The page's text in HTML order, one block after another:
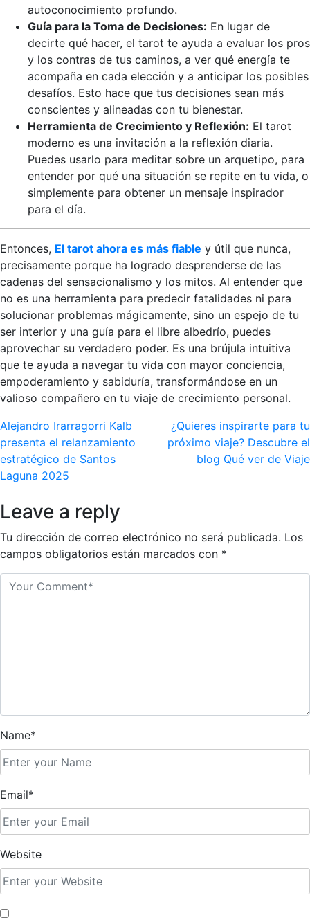
autoconocimiento profundo.
Guía para la Toma de Decisiones: En lugar de
decirte qué hacer, el tarot te ayuda a evaluar los pros
y los contras de tus caminos, a ver qué energía te
acompaña en cada elección y a anticipar los posibles
desafíos. Esto hace que tus decisiones sean más
conscientes y alineadas con tu bienestar.
Herramienta de Crecimiento y Reflexión: El tarot
moderno es una invitación a la reflexión diaria.
Puedes usarlo para meditar sobre un arquetipo, para
entender por qué una situación se repite en tu vida, o
simplemente para obtener un mensaje inspirador
para el día.
Entonces, El tarot ahora es más fiable y útil que nunca,
precisamente porque ha logrado desprenderse de las
cadenas del sensacionalismo y los mitos. Al entender que
no es una herramienta para predecir fatalidades ni para
solucionar problemas mágicamente, sino un espejo de tu
ser interior y una guía para el libre albedrío, puedes
aprovechar su verdadero poder. Es una brújula intuitiva
que te ayuda a navegar tu vida con mayor conciencia,
empoderamiento y sabiduría, transformándose en un
valioso compañero en tu viaje de crecimiento personal.
Navegación
de
entradas
Alejandro Irarragorri Kalb
presenta el relanzamiento
estratégico de Santos
Laguna 2025
¿Quieres inspirarte para tu
próximo viaje? Descubre el
blog Qué ver de Viaje
Leave a reply
Tu dirección de correo electrónico no será publicada. Los
campos obligatorios están marcados con *
Name*
Email*
Website